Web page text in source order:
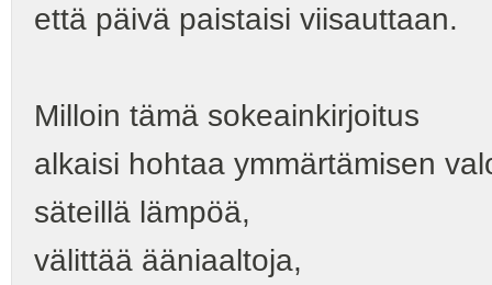
että päivä paistaisi viisauttaan.
Milloin tämä sokeainkirjoitus
alkaisi hohtaa ymmärtämisen
säteillä lämpöä,
välittää ääniaaltoja,